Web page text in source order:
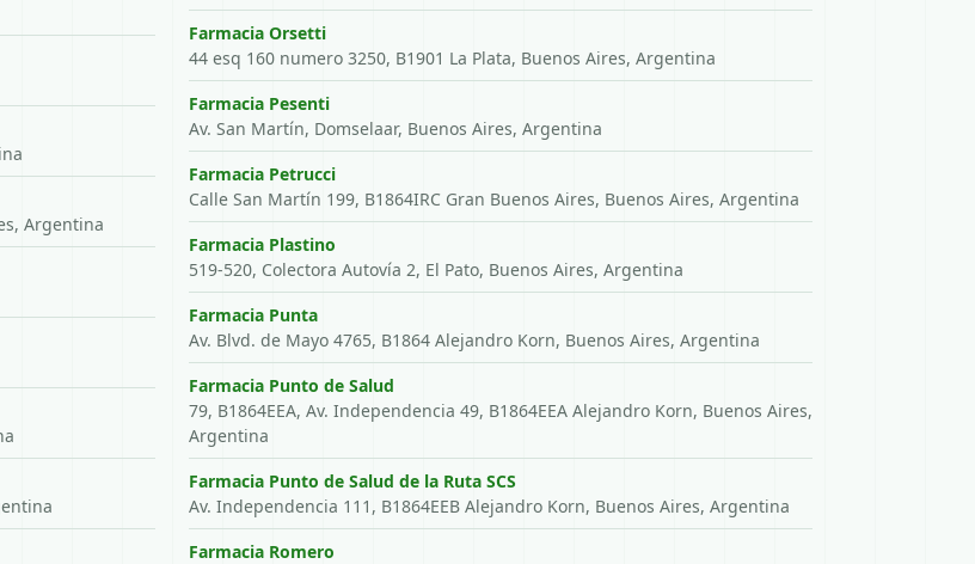
Argentina
Farmacia Orsetti
44 esq 160 numero 3250, B1901 La Plata, Buenos Aires, Argentina
Farmacia Pesenti
Av. San Martín, Domselaar, Buenos Aires, Argentina
Farmacia Petrucci
Calle San Martín 199, B1864IRC Gran Buenos Aires, Buenos Aires, Argentina
Farmacia Plastino
519-520, Colectora Autovía 2, El Pato, Buenos Aires, Argentina
Farmacia Punta
Av. Blvd. de Mayo 4765, B1864 Alejandro Korn, Buenos Aires, Argentina
Farmacia Punto de Salud
79, B1864EEA, Av. Independencia 49, B1864EEA Alejandro Korn, Buenos Aires,
Argentina
Farmacia Punto de Salud de la Ruta SCS
Av. Independencia 111, B1864EEB Alejandro Korn, Buenos Aires, Argentina
Farmacia Romero